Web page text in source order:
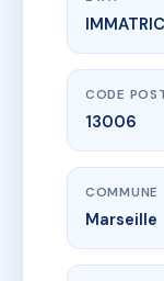
78
78 Rue perrin
CODE
13006
COMMUNE
Marseille